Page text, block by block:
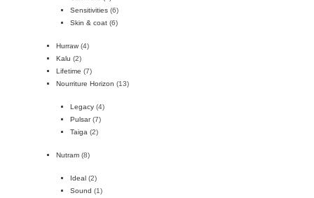
Sensitivities (6)
Skin & coat (6)
Hurraw (4)
Kalu (2)
Lifetime (7)
Nourriture Horizon (13)
Legacy (4)
Pulsar (7)
Taiga (2)
Nutram (8)
Ideal (2)
Sound (1)